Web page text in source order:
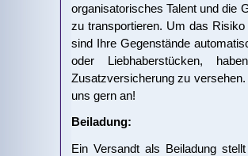
organisatorisches Talent und die
zu transportieren. Um das
sind Ihre Gegenstände
oder Liebhaberstücken,
Zusatzversicherung zu
uns gern an!
Beiladung:
Ein Versandt als Beiladung